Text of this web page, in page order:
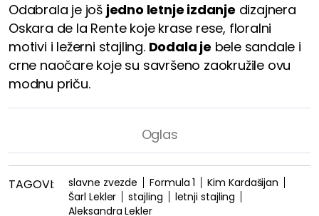
Odabrala je još jedno letnje izdanje dizajnera
Oskara de la Rente koje krase rese, floralni
motivi i ležerni stajling. Dodala je bele sandale i
crne naočare koje su savršeno zaokružile ovu
modnu priču.
TAGOVI: slavne zvezde Formula 1
Kim Kardašijan
Šarl Lekler
stajling
letnji stajling
Aleksandra Lekler